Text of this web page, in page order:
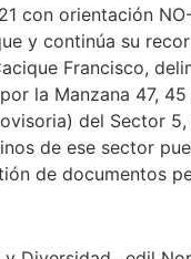
con orientación
y continúa su
Francisco,
la Manzana 47,
del Sector
de ese sector
de documentos